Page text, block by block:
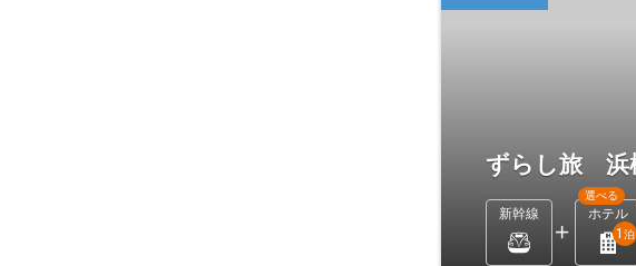
ずらし旅 浜
新幹線 ホテル
選べる
1 泊